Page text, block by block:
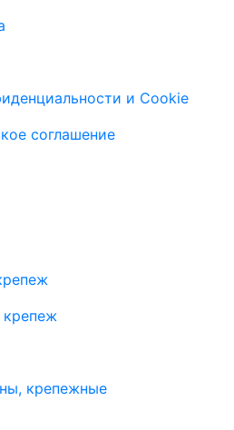
и Cookie
соглашение
крепежные